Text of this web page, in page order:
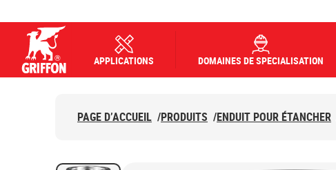
APPLICATIONS DOMAINES DE SPECIALISATION
PAGE D’ACCUEIL /PRODUITS /ENDUIT POUR ÉTANCHER